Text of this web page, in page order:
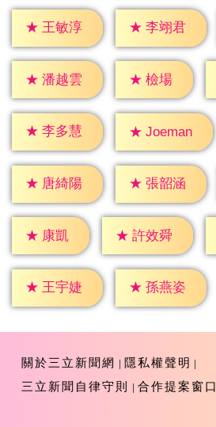
★ 王敏淳 ★ 李翊君
★ 潘越雲 ★ 檢場
★ 李多慧 ★ Joeman
★ 唐綺陽 ★ 張韶涵
★ 康凱 ★ 許效舜
★ 王宇婕 ★ 孫燕姿
關於三立新聞網
隱私權聲明
三立新聞自律守則
合作提案窗口